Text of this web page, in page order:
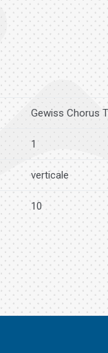
Gewiss Chorus
1
verticale
10